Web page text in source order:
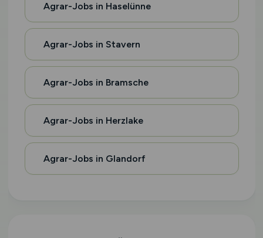
Agrar-Jobs in Haselünne
Agrar-Jobs in Stavern
Agrar-Jobs in Bramsche
Agrar-Jobs in Herzlake
Agrar-Jobs in Glandorf